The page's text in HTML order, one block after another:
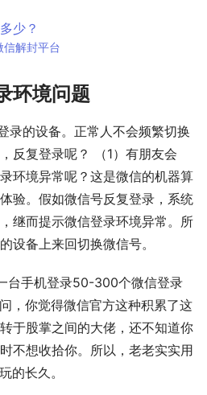
信解封平台
环境问题
录的设备。正常人不会频繁切换
反复登录呢？ （1）有朋友会
环境异常呢？这是微信的机器算
验。假如微信号反复登录，系统
继而提示微信登录环境异常。所
设备上来回切换微信号。
台手机登录50-300个微信登录
，你觉得微信官方这种积累了这
于股掌之间的大佬，还不知道你
不想收拾你。所以，老老实实用
的长久。